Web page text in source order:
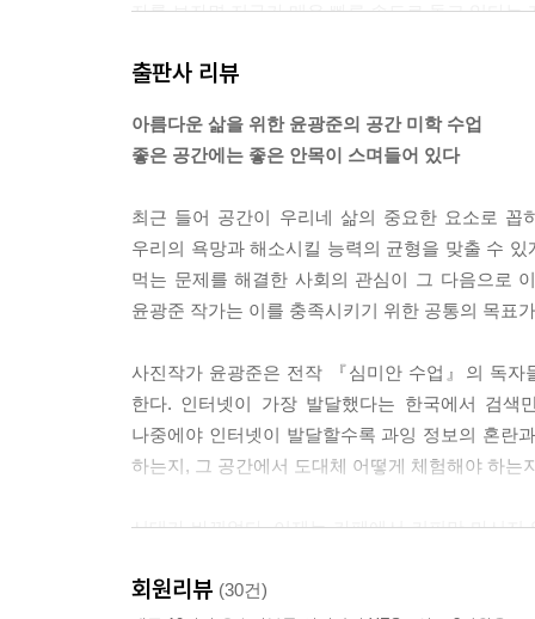
자를 보자면 지구가 매우 빠른 속도로 돌고 있다는
로소 객관화된 자신의 모습이 들어온다. 순간 많
게 있는 것이다. 번뜩이는 아이디어가 떠오를지
질 테니까.
--- p.69, 「나의 화장실 순례기」중에서
B39는 건물의 외형이 아니라 내부 시설물에 초점
신이 비로소 면대면의 독대를 하게 되는 순간이다
는 듯하다. 빈 공간과 무위의 시간은 절묘한 조화
--- p.219, 「부천아트벙커 B39」중에서
공간의 분위기가 곧 감각의 수용을 이끄는 요인이
출판사 리뷰
아름다운 삶을 위한 윤광준의 공간 미학 수업
좋은 공간에는 좋은 안목이 스며들어 있다
최근 들어 공간이 우리네 삶의 중요한 요소로
우리의 욕망과 해소시킬 능력의 균형을 맞출 수
먹는 문제를 해결한 사회의 관심이 그 다음으로
윤광준 작가는 이를 충족시키기 위한 공통의 목표
사진작가 윤광준은 전작 『심미안 수업』의 독자
한다. 인터넷이 가장 발달했다는 한국에서 검
나중에야 인터넷이 발달할수록 과잉 정보의 혼란
하는지, 그 공간에서 도대체 어떻게 체험해야 하는
시대가 바뀌었다. 이제는 카페에서 커피만 마시
하나까지 아름다움을 담아내고자 노력한다. 이
회원리뷰 (30건)